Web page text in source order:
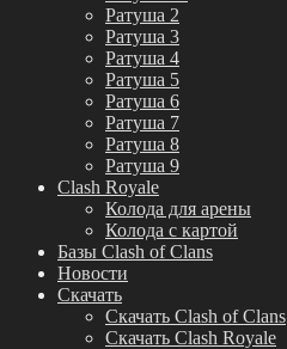
Ратуша 2
Ратуша 3
Ратуша 4
Ратуша 5
Ратуша 6
Ратуша 7
Ратуша 8
Ратуша 9
Clash Royale
Колода для арены
Колода с картой
Базы Clash of Clans
Новости
Скачать
Скачать Clash of Clans
Скачать Clash Royale